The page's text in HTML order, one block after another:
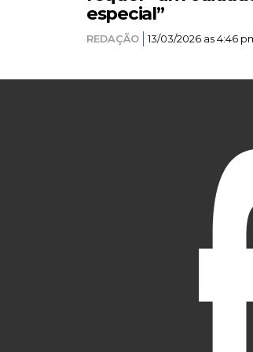
especial”
REDAÇÃO 13/03/2026 as 4:46